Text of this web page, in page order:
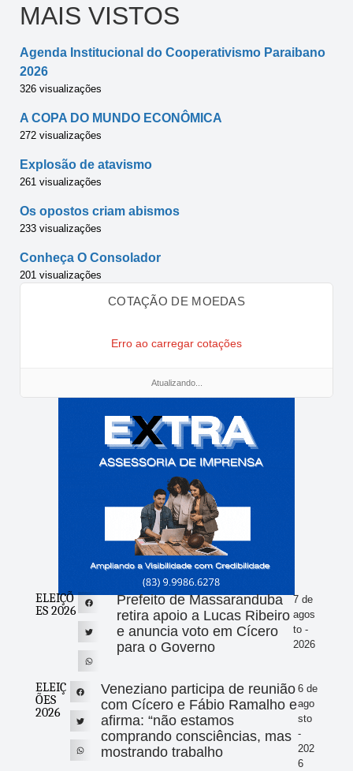
MAIS VISTOS
Agenda Institucional do Cooperativismo Paraibano
2026
326 visualizações
A COPA DO MUNDO ECONÔMICA
272 visualizações
Explosão de atavismo
261 visualizações
Os opostos criam abismos
233 visualizações
Conheça O Consolador
201 visualizações
COTAÇÃO DE MOEDAS
Erro ao carregar cotações
Atualizando...
ELEIÇÕ
ES 2026
Prefeito de Massaranduba
retira apoio a Lucas Ribeiro
e anuncia voto em Cícero
para o Governo
7 de
agos
to -
2026
ELEIÇ
ÕES
2026
Veneziano participa de reunião
com Cícero e Fábio Ramalho e
afirma: “não estamos
comprando consciências, mas
mostrando trabalho
6 de
ago
sto
-
202
6